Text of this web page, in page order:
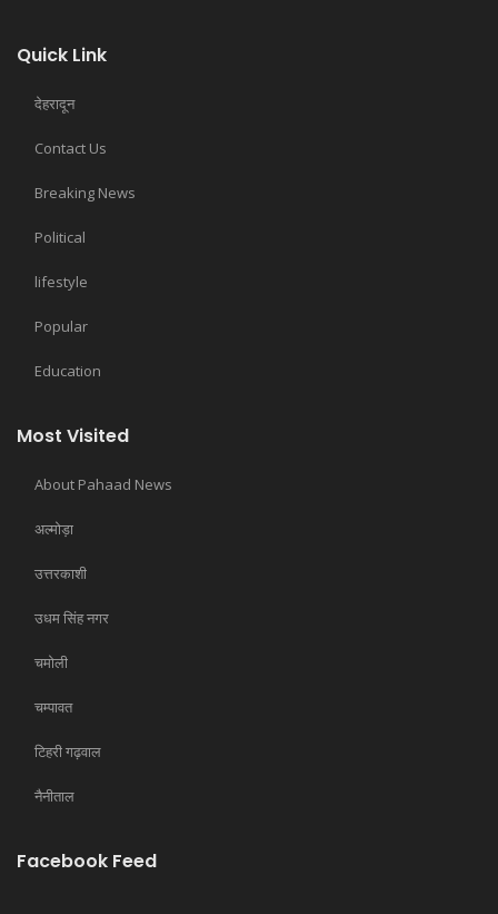
Quick Link
देहरादून
Contact Us
Breaking News
Political
lifestyle
Popular
Education
Most Visited
About Pahaad News
अल्मोड़ा
उत्तरकाशी
उधम सिंह नगर
चमोली
चम्पावत
टिहरी गढ़वाल
नैनीताल
Facebook Feed